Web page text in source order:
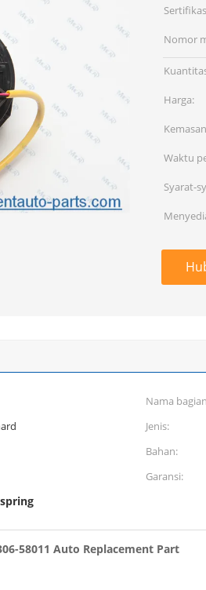
Nomor
Harga:
Waktu
Syarat-
Nama
Jenis:
Bahan:
Garansi:
58011 Auto Replacement Part